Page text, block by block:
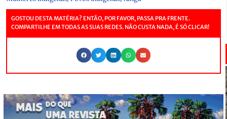
GOSTOU DESTA MATÉRIA? ENTÃO, POR FAVOR, PASSA PRA FRENTE.
COMPARTILHE EM TODAS AS SUAS REDES. NÃO CUSTA NADA, É SÓ CLICAR!